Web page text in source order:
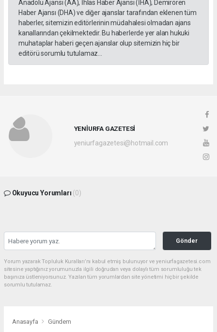
Anadolu Ajansı (AA), İhlas Haber Ajansı (İHA), Demirören
Haber Ajansı (DHA) ve diğer ajanslar tarafından eklenen tüm
haberler, sitemizin editörlerinin müdahalesi olmadan ajans
kanallarından çekilmektedir. Bu haberlerde yer alan hukuki
muhataplar haberi geçen ajanslar olup sitemizin hiç bir
editörü sorumlu tutulamaz...
YENİURFA GAZETESİ
yeniurfagazetesi@hotmail.com
Okuyucu Yorumları (0)
Gönder
Yorum yazarak Topluluk Kuralları’nı kabul etmiş bulunuyor ve yeniurfagazetesi.com
sitesine yaptığınız yorumunuzla ilgili doğrudan veya dolaylı tüm sorumluluğu tek
başınıza üstleniyorsunuz. Yazılan tüm yorumlardan site yönetimi hiçbir şekilde
sorumlu tutulamaz.
Anasayfa Gündem